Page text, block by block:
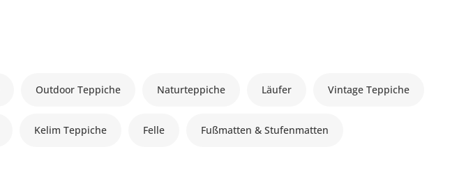
Outdoor Teppiche Naturteppiche Läufer Vintage Teppiche
Kelim Teppiche Felle Fußmatten & Stufenmatten